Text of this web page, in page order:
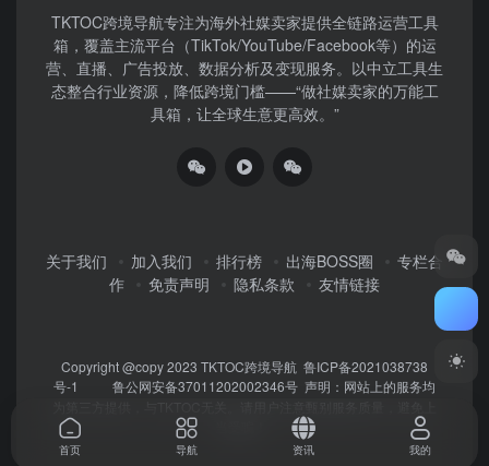
TKTOC跨境导航​专注为海外社媒卖家提供全链路运营工具
箱，覆盖主流平台（TikTok/YouTube/Facebook等）​的运
营、直播、广告投放、数据分析及变现服务。以中立工具生
态整合行业资源，降低跨境门槛——“做社媒卖家的万能工
具箱，让全球生意更高效。”
关于我们 加入我们 排行榜 出海BOSS圈
专栏合
作
免责声明 隐私条款 友情链接
Copyright @copy 2023 TKTOC跨境导航 鲁ICP备2021038738
号-1
鲁公网安备37011202002346号 声明：网站上的服务均
首页 导航 资讯 我的